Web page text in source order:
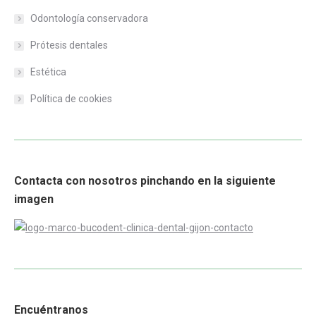
Odontología conservadora
Prótesis dentales
Estética
Política de cookies
Contacta con nosotros pinchando en la siguiente
imagen
Encuéntranos